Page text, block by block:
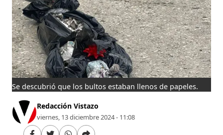
Se descubrió que los bultos estaban llenos de papeles.
Redacción Vistazo
viernes, 13 diciembre 2024 - 11:08